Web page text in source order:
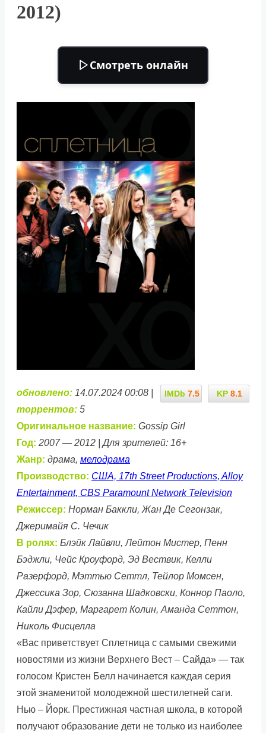
2012)
Смотреть онлайн
KP 8.1
IMDb 7.5
обновлено: 14.07.2024 00:08 |
торрентов: 5
Оригинальное название: Gossip Girl
Год: 2007 — 2012 | Для зрителей: 16+
Жанр: драма, мелодрама
Производство: США, 17th Street Productions, Alloy
Entertainment, CBS Paramount Network Television
Режиссер: Норман Баккли, Жан Де Сегонзак,
Джеримайя С. Чечик
В ролях: Блэйк Лайвли, Лейтон Мистер, Пенн
Бэджли, Чейс Кроуфорд, Эд Вествик, Келли
Разерфорд, Мэттью Сеттл, Тейлор Момсен,
Джессика Зор, Сюзанна Шадковски, Коннор Паоло,
Кайли Дэфер, Маргарет Колин, Аманда Сеттон,
Николь Фисцелла
«Вас приветствует Сплетница с самыми свежими
новостями из жизни Верхнего Вест – Сайда» — так
голосом Кристен Белл начинается каждая серия
этой знаменитой молодежной шестилетней саги.
Нью – Йорк. Престижная частная школа, в которой
получают образование дети не только из наиболее